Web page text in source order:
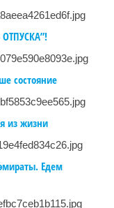
состояние
из жизни
Едем